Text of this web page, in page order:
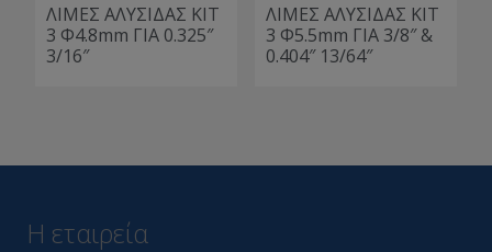
ΛΙΜΕΣ ΑΛΥΣΙΔΑΣ ΚΙΤ
3 Φ4.8mm ΓΙΑ 0.325″
3/16″
ΛΙΜΕΣ ΑΛΥΣΙΔΑΣ ΚΙΤ
3 Φ5.5mm ΓΙΑ 3/8″ &
0.404″ 13/64″
Η εταιρεία